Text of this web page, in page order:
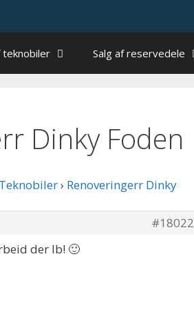
teknobiler Salg af reservedele
Dinky Foden
Teknobiler› Renoveringerr Dinky
#18022
der Ib! 🙂